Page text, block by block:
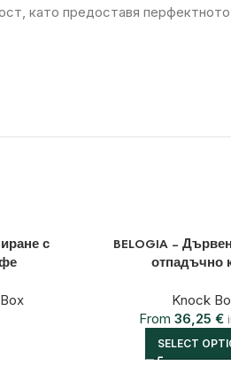
като предоставя
с
BELOGIA –
отпадъчно
Knock
From36,25€
SELECT